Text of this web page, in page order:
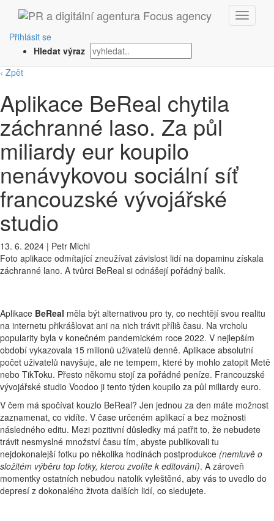
Přihlásit se
Hledat výraz
‹ Zpět
Aplikace BeReal chytila
záchranné laso. Za půl
miliardy eur koupilo
nenávykovou sociální síť
francouzské vývojářské
studio
13. 6. 2024 | Petr Michl
Foto aplikace odmítající zneužívat závislost lidí na dopaminu získala
záchranné lano. A tvůrci BeReal si odnášejí pořádný balík.
Aplikace BeReal měla být alternativou pro ty, co nechtějí svou realitu
na internetu přikrášlovat ani na nich trávit příliš času. Na vrcholu
popularity byla v konečném pandemickém roce 2022. V nejlepším
období vykazovala 15 milionů uživatelů denně. Aplikace absolutní
počet uživatelů navyšuje, ale ne tempem, které by mohlo zatopit Metě
nebo TikToku. Přesto někomu stojí za pořádné peníze. Francouzské
vývojářské studio Voodoo ji tento týden koupilo za půl miliardy euro.
V čem má spočívat kouzlo BeReal? Jen jednou za den máte možnost
zaznamenat, co vidíte. V čase určeném aplikací a bez možnosti
následného editu. Mezi pozitivní důsledky má patřit to, že nebudete
trávit nesmyslné množství času tím, abyste publikovali tu
nejdokonalejší fotku po několika hodinách postprodukce (nemluvě o
složitém výběru top fotky, kterou zvolíte k editování). A zároveň
momentky ostatních nebudou natolik vyleštěné, aby vás to uvedlo do
depresí z dokonalého života dalších lidí, co sledujete.